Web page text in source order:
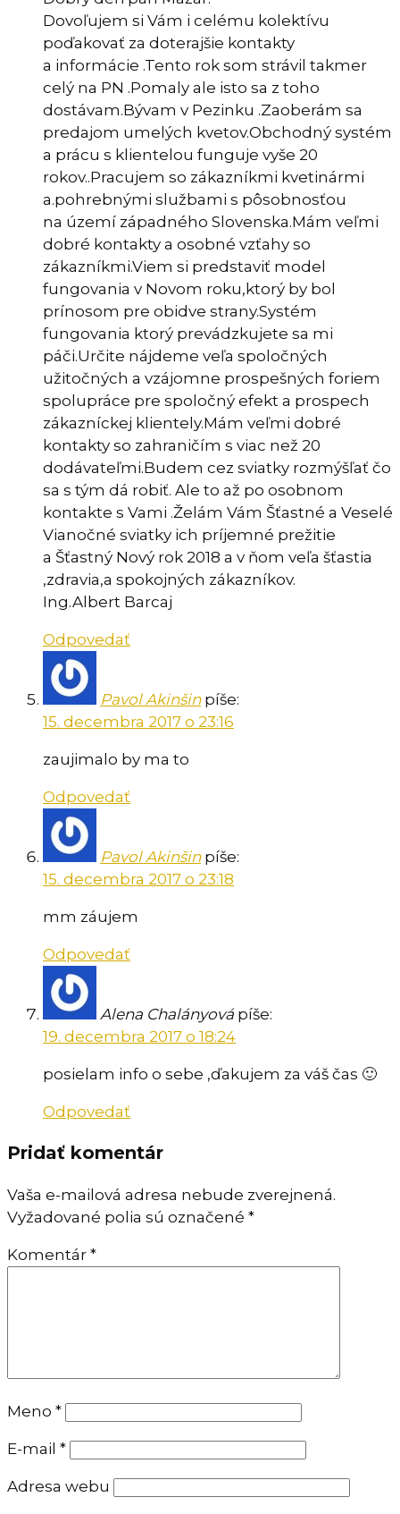
Dovoľujem si Vám i celému kolektívu
poďakovať za doterajšie kontakty
a informácie .Tento rok som strávil takmer
celý na PN .Pomaly ale isto sa z toho
dostávam.Bývam v Pezinku .Zaoberám sa
predajom umelých kvetov.Obchodný systém
a prácu s klientelou funguje vyše 20
rokov..Pracujem so zákazníkmi kvetinármi
a.pohrebnými službami s pôsobnosťou
na území západného Slovenska.Mám veľmi
dobré kontakty a osobné vzťahy so
zákazníkmi.Viem si predstaviť model
fungovania v Novom roku,ktorý by bol
prínosom pre obidve strany.Systém
fungovania ktorý prevádzkujete sa mi
páči.Určite nájdeme veľa spoločných
užitočných a vzájomne prospešných foriem
spolupráce pre spoločný efekt a prospech
zákazníckej klientely.Mám veľmi dobré
kontakty so zahraničím s viac než 20
dodávateľmi.Budem cez sviatky rozmýšľať čo
sa s tým dá robiť. Ale to až po osobnom
kontakte s Vami .Želám Vám Šťastné a Veselé
Vianočné sviatky ich príjemné prežitie
a Šťastný Nový rok 2018 a v ňom veľa šťastia
,zdravia,a spokojných zákazníkov.
Ing.Albert Barcaj
Odpovedať
Pavol Akinšin píše:
15. decembra 2017 o 23:16
zaujimalo by ma to
Odpovedať
Pavol Akinšin píše:
15. decembra 2017 o 23:18
mm záujem
Odpovedať
Alena Chalányová píše:
19. decembra 2017 o 18:24
posielam info o sebe ,ďakujem za váš čas 🙂
Odpovedať
Pridať komentár
Vaša e-mailová adresa nebude zverejnená.
Vyžadované polia sú označené *
Komentár *
Meno *
E-mail *
Adresa webu